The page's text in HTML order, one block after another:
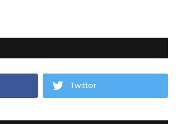
Twitter